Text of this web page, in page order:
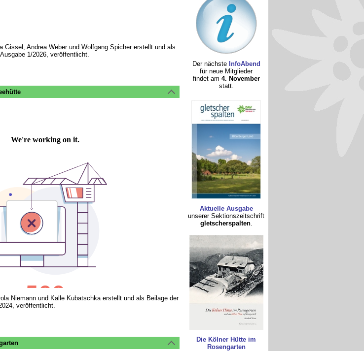
Gissel, Andrea Weber und Wolfgang Spicher erstellt und als
1/2026, veröffentlicht.
Niemann und Kalle Kubatschka erstellt und als Beilage der
veröffentlicht.
Der nächste InfoAbend
für neue Mitglieder
findet am 4. November
statt.
Aktuelle Ausgabe
unserer Sektionszeitschrift
gletscherspalten.
Die Kölner Hütte im
Rosengarten